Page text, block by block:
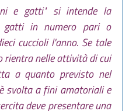
e gatti" si intende la
in numero pari o
cuccioli l'anno. Se tale
nelle attività di cui
a quanto previsto nel
svolta a fini amatoriali e
deve presentare una